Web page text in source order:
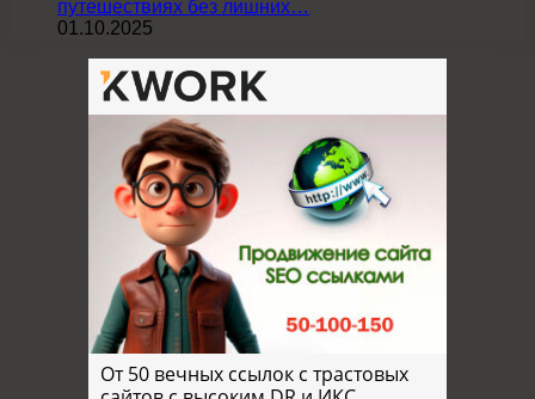
путешествиях без лишних…
01.10.2025